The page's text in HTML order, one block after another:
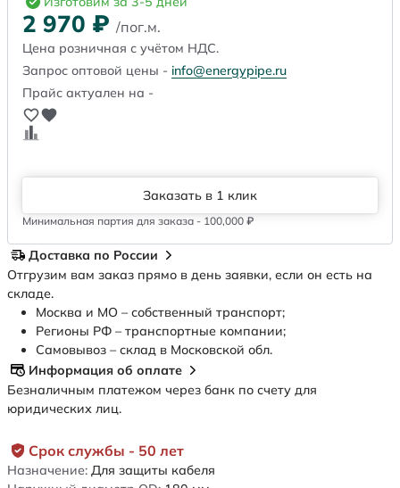
Срок службы - 50 лет
Назначение: Для защиты кабеля
2 970 ₽ /пог.м.
Цена розничная с учётом НДС.
Запрос оптовой цены - info@energypipe.ru
Прайс актуален на -
Заказать в 1 клик
Минимальная партия для заказа - 100,000 ₽
Доставка по России
Отгрузим вам заказ прямо в день заявки, если он есть на
складе.
Москва и МО – собственный транспорт;
Регионы РФ – транспортные компании;
Самовывоз – склад в Московской обл.
Информация об оплате
Безналичным платежом через банк по счету для
юридических лиц.